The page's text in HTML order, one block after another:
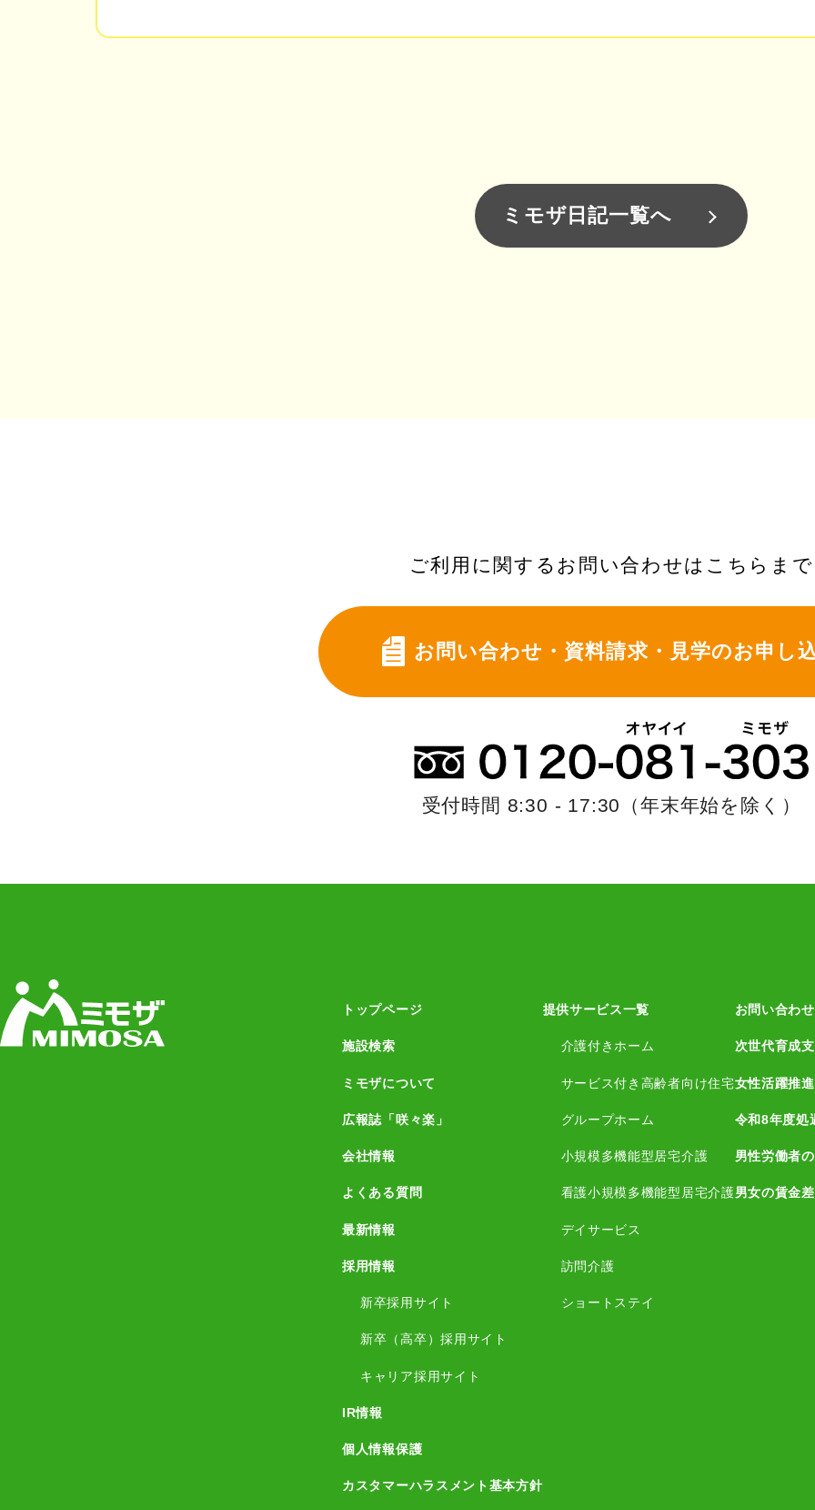
ミモザ日記一覧へ
ご利用に関するお問い合わせはこちらまで
お問い合わせ・資料請求・ 見学のお申し
受付時間 8:30 - 17:30 （年末年始を除く）
トップページ
施設検索
ミモザについて
広報誌「咲々楽」
会社情報
よくある質問
最新情報
採用情報
新卒採用サイト
新卒（高卒）採用サイト
キャリア採用サイト
IR情報
個人情報保護
カスタマーハラスメント基本方針
提供サービス一覧
介護付きホーム
サービス付き高齢者向け住宅
グループホーム
小規模多機能型居宅介護
看護小規模多機能型居宅介護
デイサービス
訪問介護
ショートステイ
お問い合わ
次世代育成
女性活躍推
令和8年度処
男性労働者
男女の賃金